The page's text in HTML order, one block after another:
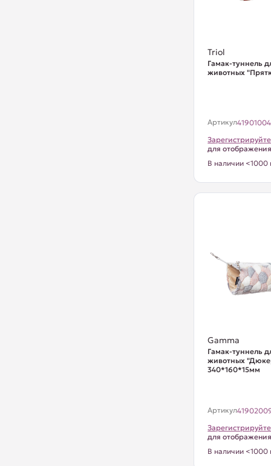
Triol
Гамак-туннель
животных
Артикул41901004
для
В наличии <1000
Gamma
Гамак-туннель
животных
340*160*15мм
Артикул
для
В наличии <1000